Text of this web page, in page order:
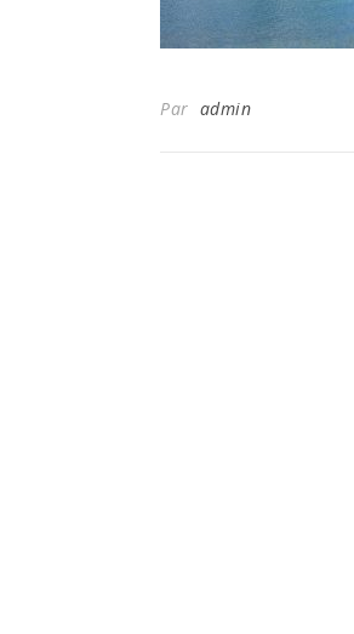
Par admin